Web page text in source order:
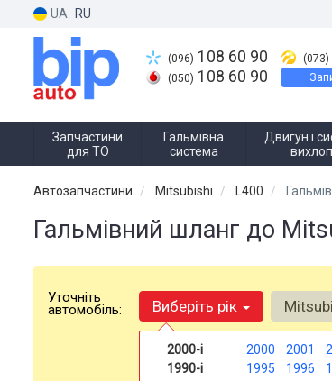
UA RU
(096) 108 60 90
(050) 108 60 90
(073)
Запчастини
для ТО
Гальмівна
система
Двигун і
Автозапчастини Mitsubishi L400
Гальмівний шланг до
Уточніть
автомобіль: Виберіть рік
2000-і 2000 2001
1990-і
1995 1996